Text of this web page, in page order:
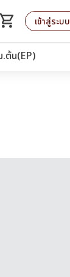
เข็น เข้าสู่ระบบ
.ต้น(EP)